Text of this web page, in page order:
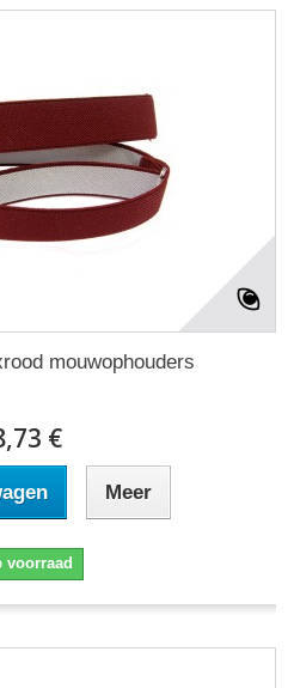
mouwophouders
€
Meer
voorraad